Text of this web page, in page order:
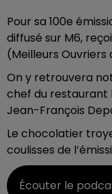
Pour sa 100e
diffusé sur M6,
(Meilleurs Ouvriers
On y retrouvera
chef du restaurant
Jean-François
Le chocolatier
coulisses de
Écouter le